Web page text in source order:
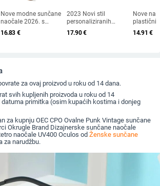
Nove modne sunčane
naočale 2026. s
okvirom u obliku
mačke i zlatnim
16.83 €
2023 Novi stil
personaliziranih
sunčanih naočala s
dijamantnim
stilu
17.90€
Nove
europski
modni
14.91 €
za ovaj proizvod u roku od 14 dana.
svih kupljenih proizvoda u roku od 14
datuma primitka (osim kupaćih kostima i donjeg
za kupnju OEC CPO Ovalne Punk Vintage sunčane
Okrugle Brand Dizajnerske sunčane naočale
naočale UV400 Oculos od Ženske sunčane
za narudžbu.